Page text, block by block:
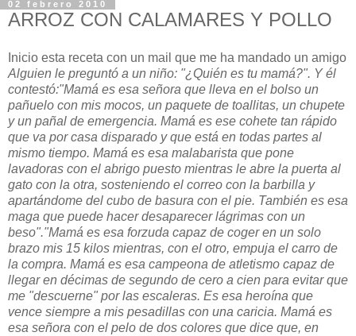
02 febrero 2010
ARROZ CON CALAMARES Y POLLO
Inicio esta receta con un mail que me ha mandado un amigo
Alguien le preguntó a un niño: "¿Quién es tu mamá?". Y él
contestó:"Mamá es esa señora que lleva en el bolso un
pañuelo con mis mocos, un paquete de toallitas, un chupete
y un pañal de emergencia. Mamá es ese cohete tan rápido
que va por casa disparado y que está en todas partes al
mismo tiempo. Mamá es esa malabarista que pone
lavadoras con el abrigo puesto mientras le abre la puerta al
gato con la otra, sosteniendo el correo con la barbilla y
apartándome del cubo de basura con el pie. También es esa
maga que puede hacer desaparecer lágrimas con un
beso"."Mamá es esa forzuda capaz de coger en un solo
brazo mis 15 kilos mientras, con el otro, empuja el carro de
la compra. Mamá es esa campeona de atletismo capaz de
llegar en décimas de segundo de cero a cien para evitar que
me "descuerne" por las escaleras. Es esa heroína que
vence siempre a mis pesadillas con una caricia. Mamá es
esa señora con el pelo de dos colores que dice que, en